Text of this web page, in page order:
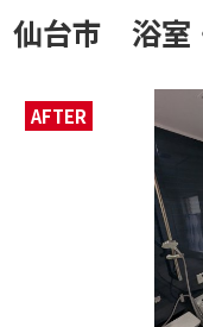
仙台市 浴室
AFTER